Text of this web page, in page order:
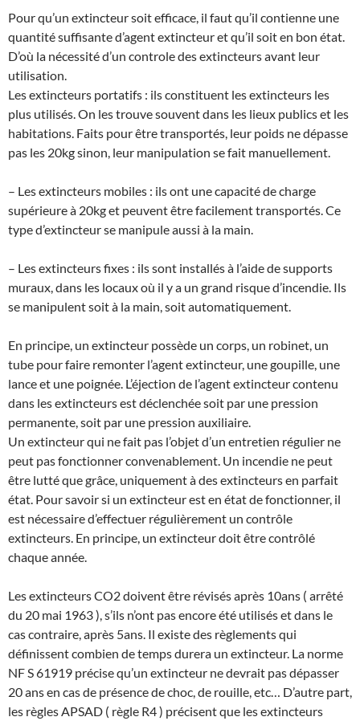
Pour qu’un extincteur soit efficace, il faut qu’il contienne une
quantité suffisante d’agent extincteur et qu’il soit en bon état.
D’où la nécessité d’un controle des extincteurs avant leur
utilisation.
Les extincteurs portatifs : ils constituent les extincteurs les
plus utilisés. On les trouve souvent dans les lieux publics et les
habitations. Faits pour être transportés, leur poids ne dépasse
pas les 20kg sinon, leur manipulation se fait manuellement.
– Les extincteurs mobiles : ils ont une capacité de charge
supérieure à 20kg et peuvent être facilement transportés. Ce
type d’extincteur se manipule aussi à la main.
– Les extincteurs fixes : ils sont installés à l’aide de supports
muraux, dans les locaux où il y a un grand risque d’incendie. Ils
se manipulent soit à la main, soit automatiquement.
En principe, un extincteur possède un corps, un robinet, un
tube pour faire remonter l’agent extincteur, une goupille, une
lance et une poignée. L’éjection de l’agent extincteur contenu
dans les extincteurs est déclenchée soit par une pression
permanente, soit par une pression auxiliaire.
Un extincteur qui ne fait pas l’objet d’un entretien régulier ne
peut pas fonctionner convenablement. Un incendie ne peut
être lutté que grâce, uniquement à des extincteurs en parfait
état. Pour savoir si un extincteur est en état de fonctionner, il
est nécessaire d’effectuer régulièrement un contrôle
extincteurs. En principe, un extincteur doit être contrôlé
chaque année.
Les extincteurs CO2 doivent être révisés après 10ans ( arrêté
du 20 mai 1963 ), s’ils n’ont pas encore été utilisés et dans le
cas contraire, après 5ans. Il existe des règlements qui
définissent combien de temps durera un extincteur. La norme
NF S 61919 précise qu’un extincteur ne devrait pas dépasser
20 ans en cas de présence de choc, de rouille, etc… D’autre part,
les règles APSAD ( règle R4 ) précisent que les extincteurs